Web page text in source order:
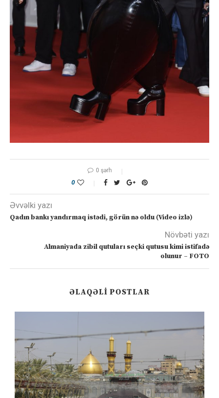
0 şərh
0
Əvvəlki yazı
Qadın bankı yandırmaq istədi, görün nə oldu (Video izlə)
Növbəti yazı
Almaniyada zibil qutuları seçki qutusu kimi istifadə
olunur – FOTO
ƏLAQƏLI POSTLAR